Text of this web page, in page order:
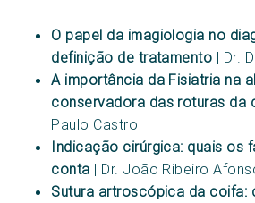
O papel da imagiologia no
definição de tratamento | Dr.
A importância da Fisiatria na
conservadora das roturas da
Paulo Castro
Indicação cirúrgica: quais os
conta | Dr. João Ribeiro
Sutura artroscópica da coifa: